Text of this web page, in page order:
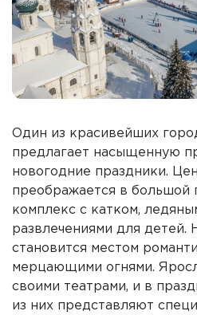
Один из красивейших
предлагает насыщенную
новогодние праздники.
преображается в большой
комплекс с катком,
развлечениями для детей.
становится местом
мерцающими огнями.
своими театрами, и в
из них представляют